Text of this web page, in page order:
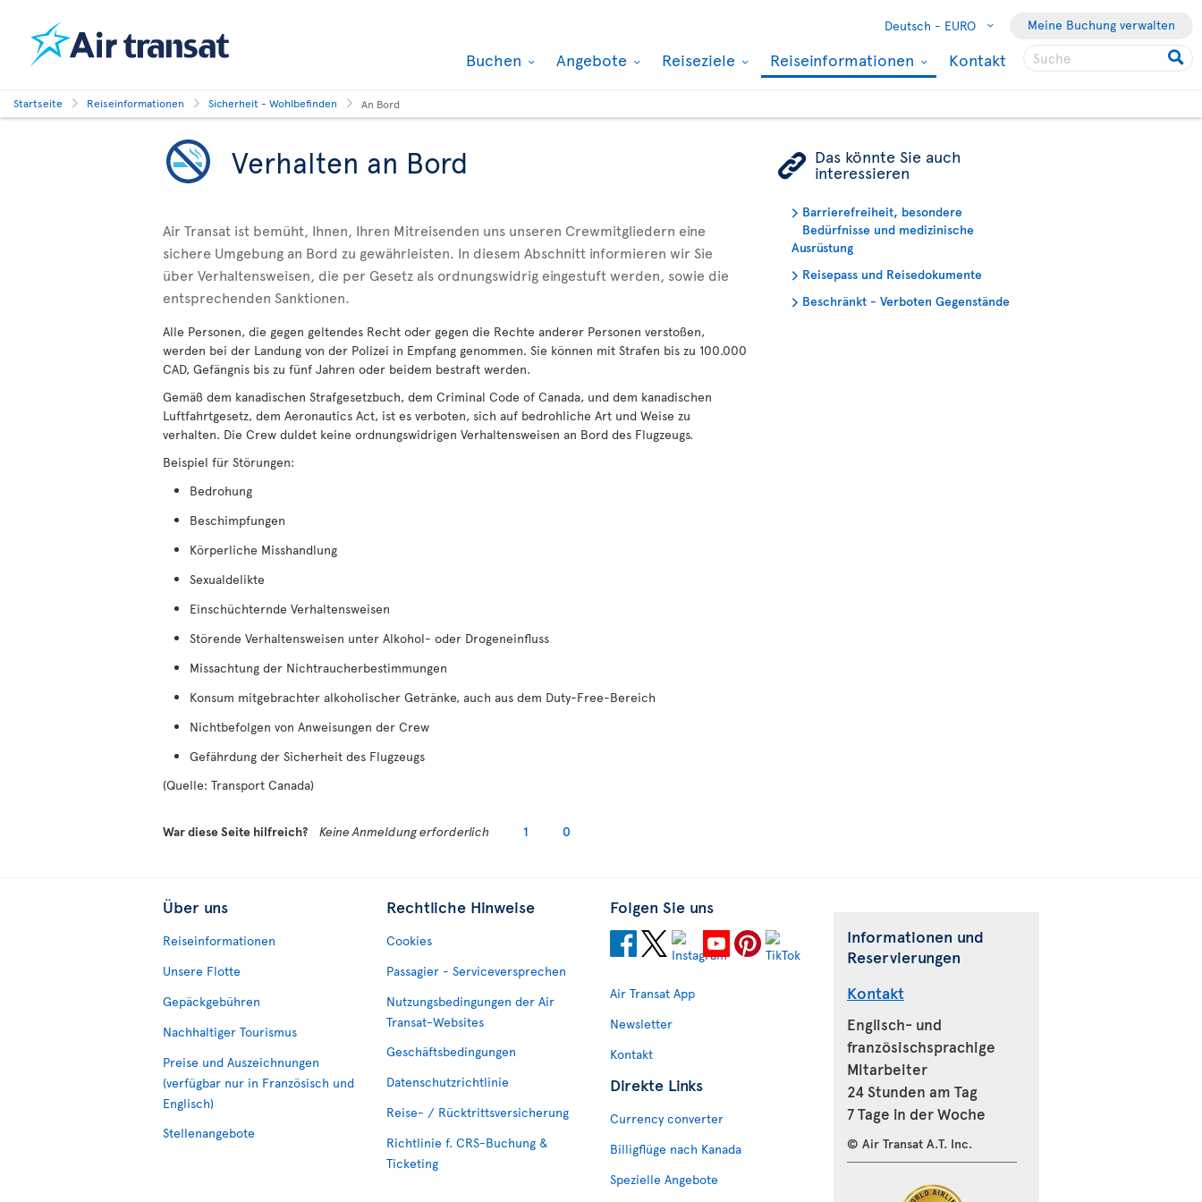
Deutsch - EURO Meine Buchung verwalten
Buchen Angebote Reiseziele Reiseinformationen Kontakt
Startseite Reiseinformationen Sicherheit - Wohlbefinden An Bord
Verhalten an Bord
Air Transat ist bemüht, Ihnen, Ihren Mitreisenden uns unseren Crewmitgliedern eine
sichere Umgebung an Bord zu gewährleisten. In diesem Abschnitt informieren wir Sie
über Verhaltensweisen, die per Gesetz als ordnungswidrig eingestuft werden, sowie die
entsprechenden Sanktionen.
Alle Personen, die gegen geltendes Recht oder gegen die Rechte anderer Personen verstoßen,
werden bei der Landung von der Polizei in Empfang genommen. Sie können mit Strafen bis zu 100.000
CAD, Gefängnis bis zu fünf Jahren oder beidem bestraft werden.
Gemäß dem kanadischen Strafgesetzbuch, dem Criminal Code of Canada, und dem kanadischen
Luftfahrtgesetz, dem Aeronautics Act, ist es verboten, sich auf bedrohliche Art und Weise zu
verhalten. Die Crew duldet keine ordnungswidrigen Verhaltensweisen an Bord des Flugzeugs.
Beispiel für Störungen:
Bedrohung
Beschimpfungen
Körperliche Misshandlung
Sexualdelikte
Einschüchternde Verhaltensweisen
Störende Verhaltensweisen unter Alkohol- oder Drogeneinfluss
Missachtung der Nichtraucherbestimmungen
Konsum mitgebrachter alkoholischer Getränke, auch aus dem Duty-Free-Bereich
Nichtbefolgen von Anweisungen der Crew
Gefährdung der Sicherheit des Flugzeugs
(Quelle: Transport Canada)
ÿ Das könnte Sie auch
interessieren
Barrierefreiheit, besondere
Bedürfnisse und medizinische
Ausrüstung
Reisepass und Reisedokumente
Beschränkt - Verboten Gegenstände
War diese Seite hilfreich? Keine Anmeldung erforderlich 1 0
Über uns
Reiseinformationen
Unsere Flotte
Gepäckgebühren
Nachhaltiger Tourismus
Preise und Auszeichnungen
(verfügbar nur in Französisch und
Englisch)
Stellenangebote
Rechtliche Hinweise
Cookies
Passagier - Serviceversprechen
Nutzungsbedingungen der Air
Transat-Websites
Geschäftsbedingungen
Datenschutzrichtlinie
Reise- / Rücktrittsversicherung
Richtlinie f. CRS-Buchung &
Ticketing
Folgen Sie uns
Air Transat App
Newsletter
Kontakt
Direkte Links
Currency converter
Billigflüge nach Kanada
Spezielle Angebote
Informationen und
Reservierungen
Kontakt
Englisch- und
französischsprachige
Mitarbeiter
24 Stunden am Tag
7 Tage in der Woche
© Air Transat A.T. Inc.